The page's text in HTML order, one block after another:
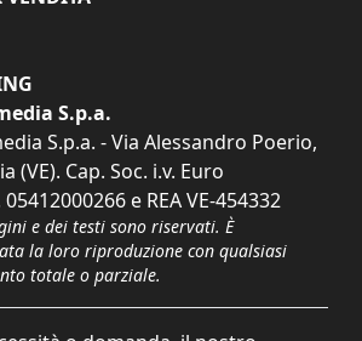
S.p.a.
S.p.a. - Via Alessandro Poerio,
(VE). Cap. Soc. i.v. Euro
05412000266 e REA VE-454332
e dei testi sono riservati. È
la loro riproduzione con qualsiasi
totale o parziale.